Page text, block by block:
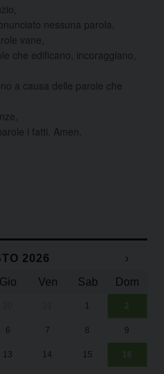
nessuna parola,
vane,
che edificano, incoraggiano,
a causa delle parole che
i fatti. Amen.
2026
›
Gio Ven Sab Dom
1 2
6 7 8 9
13 14 15 16